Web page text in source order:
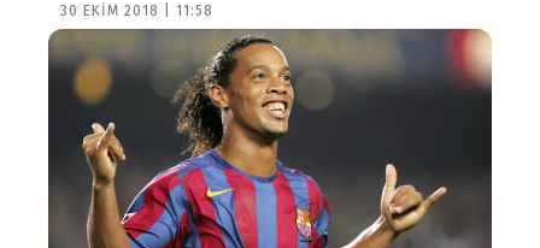
30 EKIM 2018 | 11:58